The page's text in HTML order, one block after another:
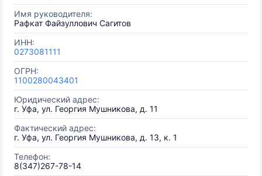
Имя руководителя:
Рафкат Файзуллович Сагитов
ИНН:
0273081111
ОГРН:
1100280043401
Юридический адрес:
г. Уфа, ул. Георгия Мушникова, д. 11
Фактический адрес:
г. Уфа, ул. Георгия Мушникова, д. 13, к. 1
Телефон:
8(347)267-78-14